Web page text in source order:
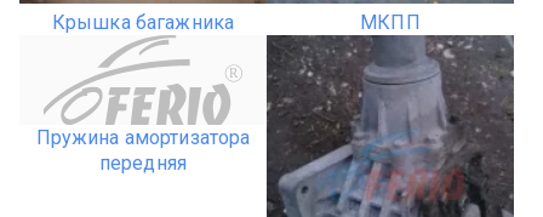
Крышка багажника МКПП
R
Пружина амортизатора
передняя